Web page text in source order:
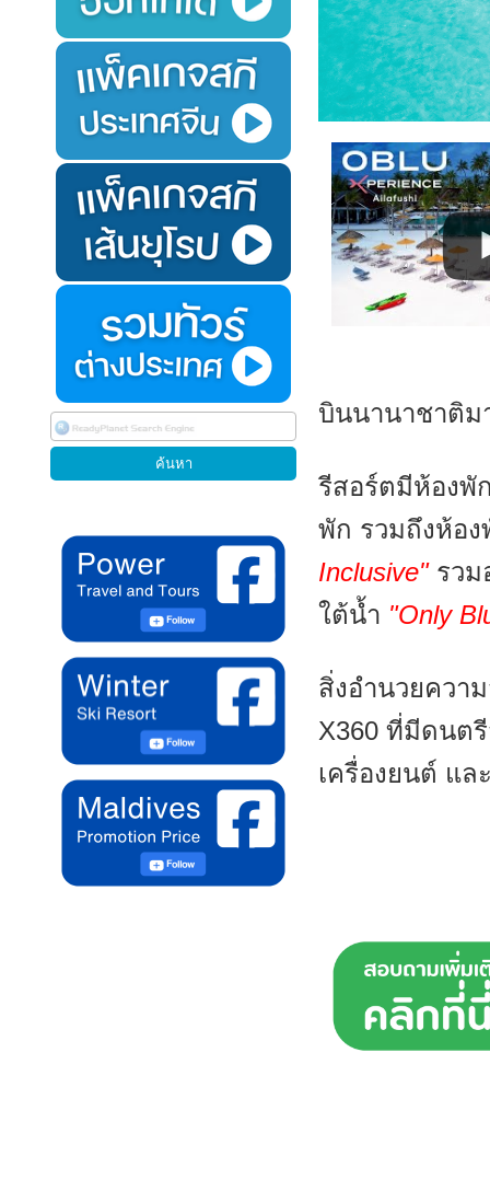
บินนานาชาติม
รีสอร์ตมีห้องพั
พัก รวมถึงห้อ
Inclusive"รวม
ใต้น้ำ "Only
สิ่งอำนวยควา
X360 ที่มีดนต
เครื่องยนต์ แล